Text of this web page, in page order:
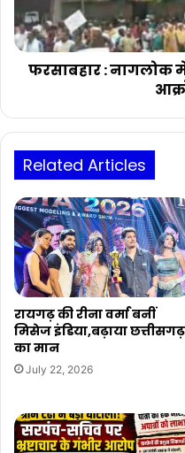
हज़ार
शिक्षक
भर्ती
शुरू
ज्ञापन...
के
विरोध
में
जनफरसाबहार : नागलोक
Related Articles
रायगढ़ की रीना वर्मा बनीं
मिसेज इंडिया,बढ़ाया छत्तीसगढ़
का मान
July 22, 2026